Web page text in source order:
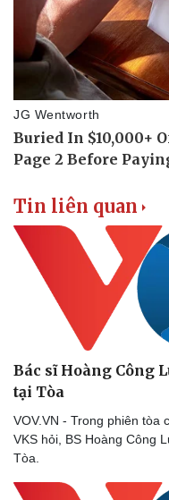
Thể thao
Bóng đá
Lịch thi đấu bóng đá
Thế giới thể thao
eSports
Hậu trường
Tin liên quan
Bác sĩ Hoàng Công
tại Tòa
VOV.VN - Trong phiên tòa
VKS hỏi, BS Hoàng Công
Tòa.